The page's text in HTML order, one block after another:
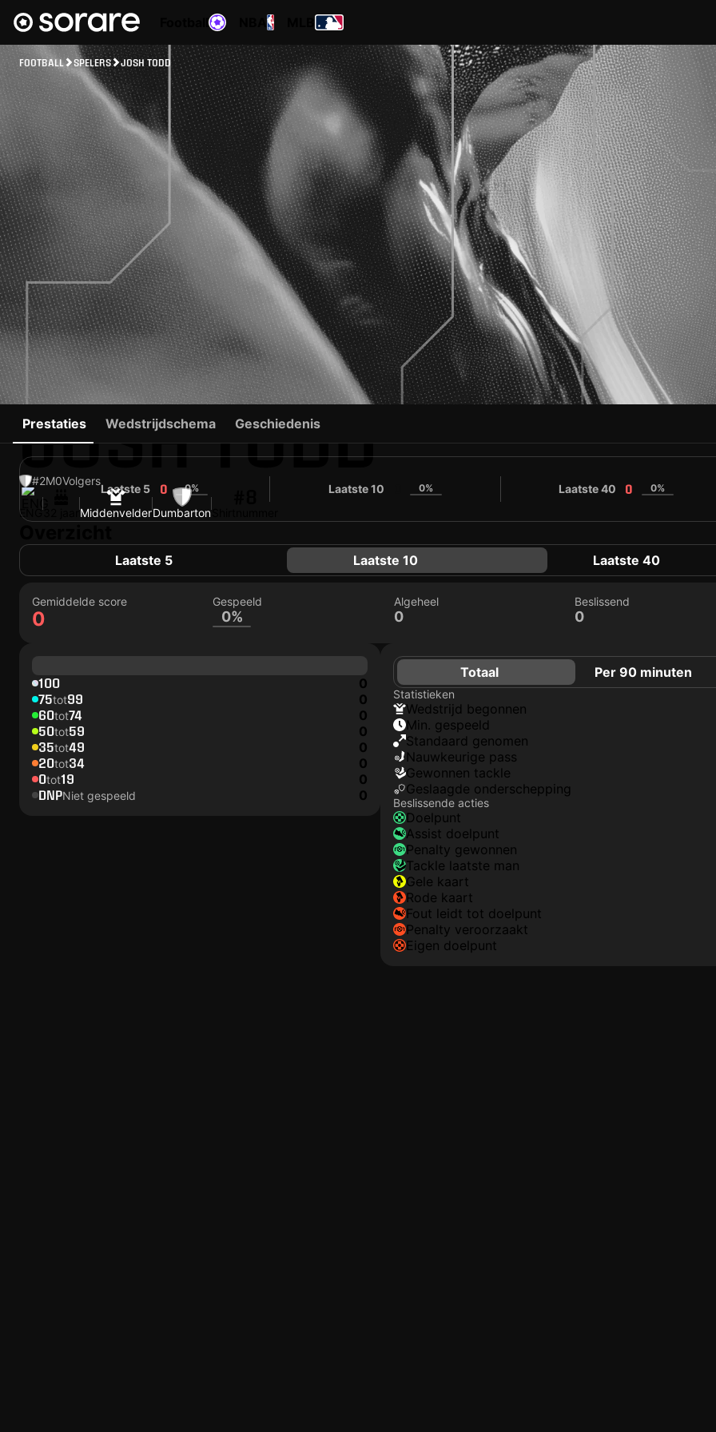
FOOTBALL SPELERS JOSH TODD
JOSH TODD
#2M0Volgers
ENG MiddenvelderDumbarton
Prestaties Wedstrijdschema Geschiedenis
Laatste 5 0 0% Laatste 10 0% Laatste 40 0 0%
Laatste 5 Laatste 10 Laatste 40
Gemiddelde score
0
Gespeeld
0%
Algeheel
0
Beslissend
0
100 0
75tot99 0
60tot74 0
50tot59 0
35tot49 0
20tot34 0
0tot19 0
DNPNiet gespeeld 0
Totaal Per 90 minuten
Statistieken
wedstrijd begonnen
min. gespeeld
Standaard genomen
nauwkeurige pass
gewonnen tackle
geslaagde onderschepping
Beslissende acties
doelpunt
assist doelpunt
penalty gewonnen
tackle laatste man
gele kaart
rode kaart
fout leidt tot doelpunt
penalty veroorzaakt
eigen doelpunt